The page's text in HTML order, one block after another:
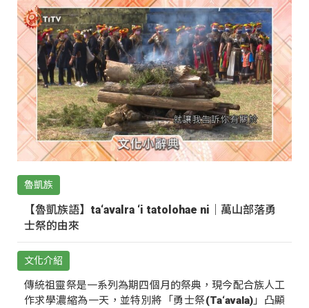
魯凱族
【魯凱族語】ta‘avalra ‘i tatolohae ni｜萬山部落勇
士祭的由來
文化介紹
傳統祖靈祭是一系列為期四個月的祭典，現今配合族人工
作求學濃縮為一天，並特別將「勇士祭(Ta‘avala)」凸顯